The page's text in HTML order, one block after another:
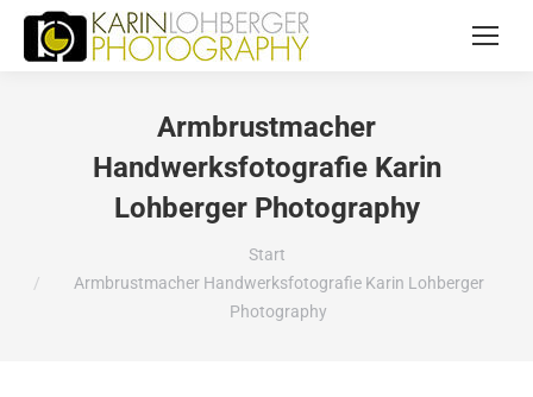
Armbrustmacher
Handwerksfotografie Karin
Lohberger Photography
Start
Armbrustmacher Handwerksfotografie Karin Lohberger
Photography